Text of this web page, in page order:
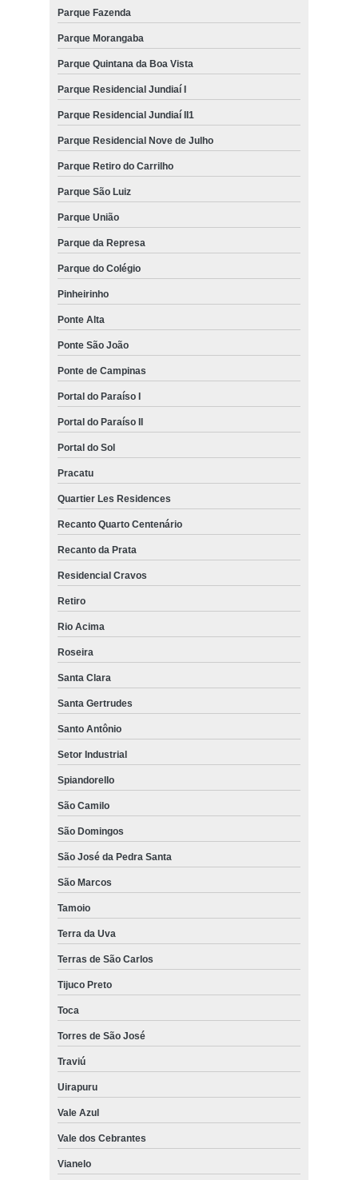
Parque Fazenda
Parque Morangaba
Parque Quintana da Boa Vista
Parque Residencial Jundiaí I
Parque Residencial Jundiaí II1
Parque Residencial Nove de Julho
Parque Retiro do Carrilho
Parque São Luiz
Parque União
Parque da Represa
Parque do Colégio
Pinheirinho
Ponte Alta
Ponte São João
Ponte de Campinas
Portal do Paraíso I
Portal do Paraíso II
Portal do Sol
Pracatu
Quartier Les Residences
Recanto Quarto Centenário
Recanto da Prata
Residencial Cravos
Retiro
Rio Acima
Roseira
Santa Clara
Santa Gertrudes
Santo Antônio
Setor Industrial
Spiandorello
São Camilo
São Domingos
São José da Pedra Santa
São Marcos
Tamoio
Terra da Uva
Terras de São Carlos
Tijuco Preto
Toca
Torres de São José
Traviú
Uirapuru
Vale Azul
Vale dos Cebrantes
Vianelo